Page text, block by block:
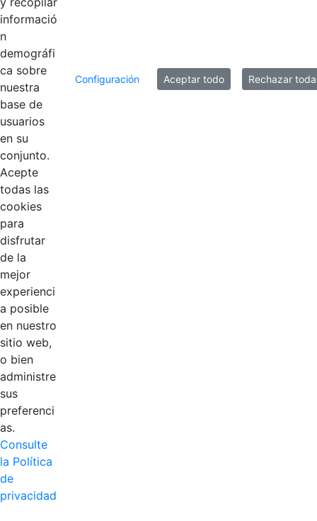
Mostrando el intervalo 101 - 120 de 127
resultados.
informació
n
demográfi
ca sobre
nuestra
base de
usuarios
en su
conjunto.
Acepte
todas las
cookies
para
disfrutar
de la
mejor
experienci
a posible
en nuestro
sitio web,
o bien
administre
sus
preferenci
as.
Consulte
la Política
de
privacidad
Configuración Aceptar todo Rechazar